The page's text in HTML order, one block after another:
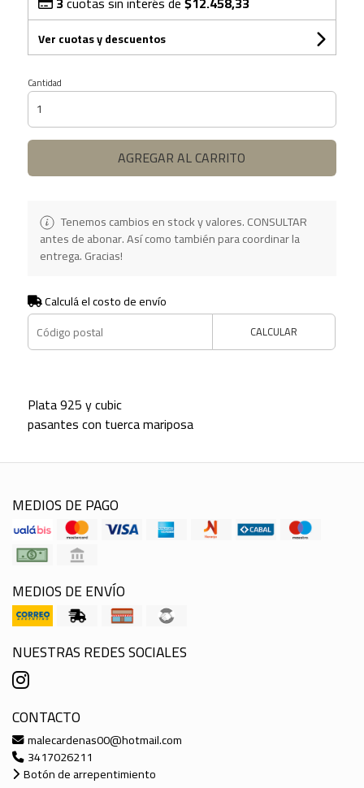
Ver cuotas y descuentos
Cantidad
AGREGAR AL CARRITO
Tenemos cambios en stock y valores. CONSULTAR
antes de abonar. Así como también para coordinar la
entrega. Gracias!
Calculá el costo de envío
CALCULAR
Plata 925 y cubic
pasantes con tuerca mariposa
MEDIOS DE PAGO
MEDIOS DE ENVÍO
NUESTRAS REDES SOCIALES
CONTACTO
malecardenas00@hotmail.com
3417026211
Botón de arrepentimiento